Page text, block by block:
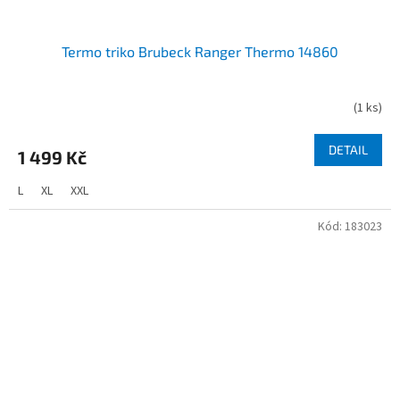
Termo triko Brubeck Ranger Thermo 14860
(1 ks)
1 499 Kč DETAIL
L XL XXL
Kód: 183023